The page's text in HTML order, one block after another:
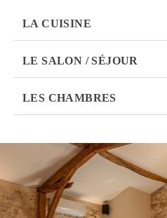
LA CUISINE
LE SALON / SÉJOUR
LES CHAMBRES